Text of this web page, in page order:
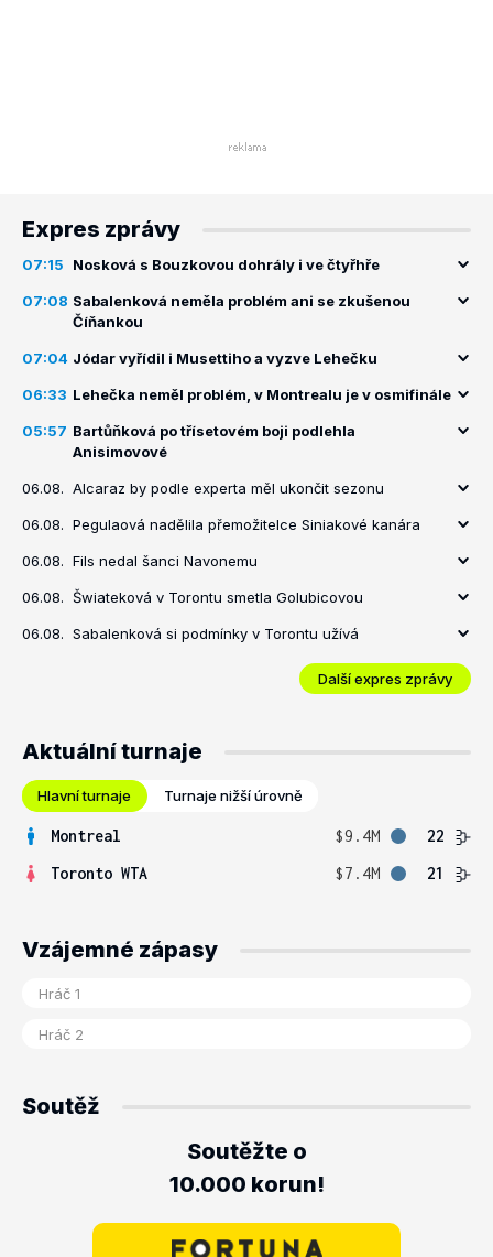
Expres zprávy
07:15 Nosková s Bouzkovou dohrály i ve čtyřhře
07:08 Sabalenková neměla problém ani se zkušenou
Číňankou
07:04 Jódar vyřídil i Musettiho a vyzve Lehečku
06:33 Lehečka neměl problém, v Montrealu je v osmifinále
05:57 Bartůňková po třísetovém boji podlehla
Anisimovové
06.08. Alcaraz by podle experta měl ukončit sezonu
06.08. Pegulaová nadělila přemožitelce Siniakové kanára
06.08. Fils nedal šanci Navonemu
06.08. Šwiateková v Torontu smetla Golubicovou
06.08. Sabalenková si podmínky v Torontu užívá
Další expres zprávy
Aktuální turnaje
Hlavní turnaje Turnaje nižší úrovně
Montreal $9.4M
22
Toronto WTA
$7.4M 21
Vzájemné zápasy
Soutěž
Soutěžte o
10.000 korun!